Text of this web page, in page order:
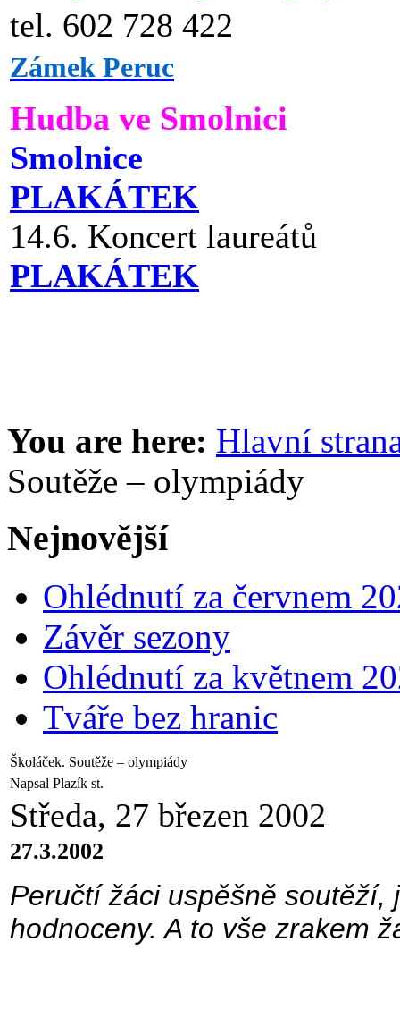
tel. 602 728 422
Zámek Peruc
Hudba ve Smolnici
Smolnice
PLAKÁTEK
14.6. Koncert laureátů
PLAKÁTEK
You are here: Hlavní
Soutěže – olympiády
Nejnovější
Ohlédnutí za červnem
Závěr sezony
Ohlédnutí za květnem
Tváře bez hranic
Školáček. Soutěže – olympiády
Napsal Plazík st.
Středa, 27 březen 2002
27.3.2002
Peručtí žáci uspěšně soutěží,
hodnoceny. A to vše zrakem